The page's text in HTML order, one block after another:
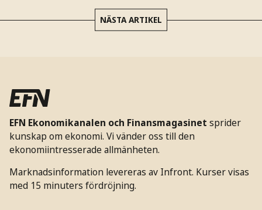
NÄSTA ARTIKEL
EFN Ekonomikanalen och Finansmagasinet sprider
kunskap om ekonomi. Vi vänder oss till den
ekonomiintresserade allmänheten.
Marknadsinformation levereras av Infront. Kurser visas
med 15 minuters fördröjning.